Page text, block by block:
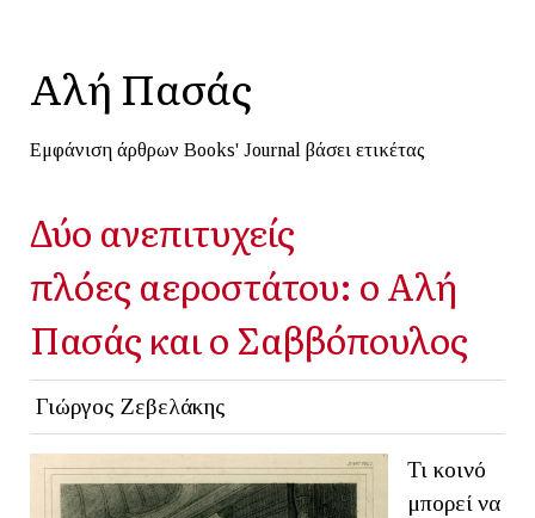
Αλή Πασάς
Εμφάνιση άρθρων Books' Journal βάσει ετικέτας
Δύο ανεπιτυχείς
πλόες αεροστάτου: ο Αλή
Πασάς και ο Σαββόπουλος
Γιώργος Ζεβελάκης
Τι κοινό
μπορεί να